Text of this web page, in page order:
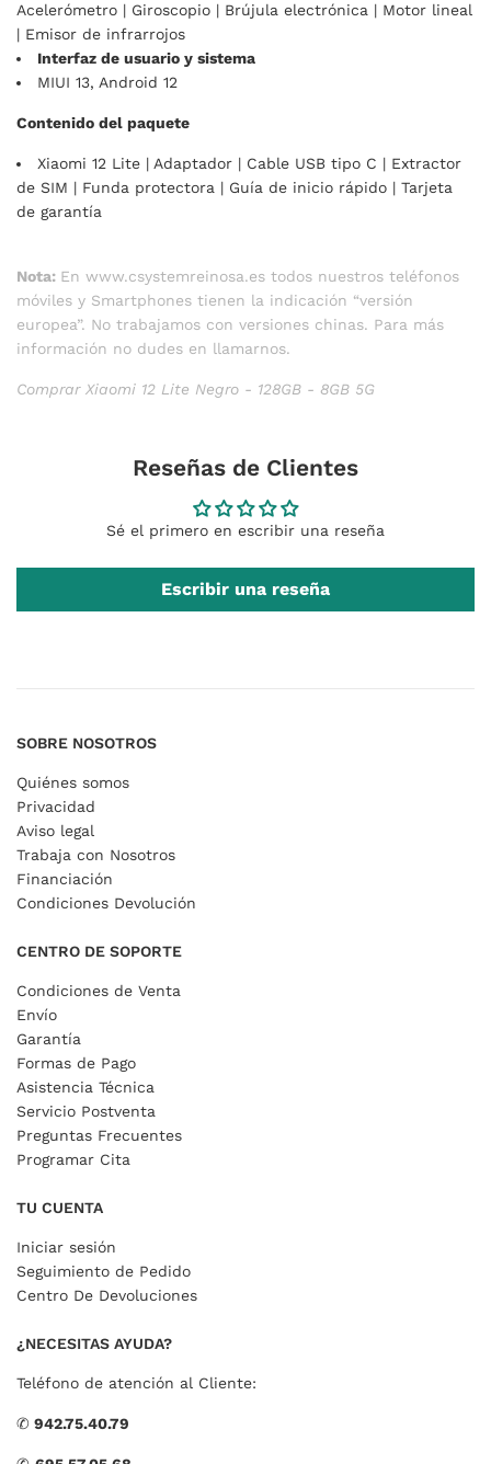
Acelerómetro | Giroscopio | Brújula electrónica | Motor lineal
| Emisor de infrarrojos
Interfaz de usuario y sistema
MIUI 13, Android 12
Contenido del paquete
Xiaomi 12 Lite | Adaptador | Cable USB tipo C | Extractor
de SIM | Funda protectora | Guía de inicio rápido | Tarjeta
de garantía
Nota: En www.csystemreinosa.es todos nuestros teléfonos
móviles y Smartphones tienen la indicación “versión
europea”. No trabajamos con versiones chinas. Para más
información no dudes en llamarnos.
Comprar Xiaomi 12 Lite Negro - 128GB - 8GB 5G
Reseñas de Clientes
Sé el primero en escribir una reseña
Escribir una reseña
SOBRE NOSOTROS
Quiénes somos
Privacidad
Aviso legal
Trabaja con Nosotros
Financiación
Condiciones Devolución
CENTRO DE SOPORTE
Condiciones de Venta
Envío
Garantía
Formas de Pago
Asistencia Técnica
Servicio Postventa
Preguntas Frecuentes
Programar Cita
TU CUENTA
Iniciar sesión
Seguimiento de Pedido
Centro De Devoluciones
¿NECESITAS AYUDA?
Teléfono de atención al Cliente:
✆ 942.75.40.79